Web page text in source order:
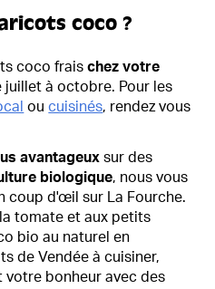
coco ?
coco fraischez votre
juillet à octobre. Pour les
oucuisinés, rendez vous
avantageux sur des
biologique, nous vous
coup d'œil sur La Fourche.
tomate et aux petits
bio au naturel en
de Vendée à cuisiner,
votre bonheur avec des